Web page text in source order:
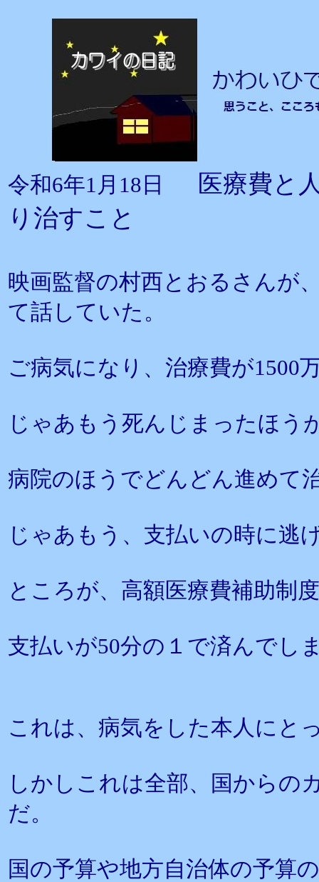
令和6年1月18日
医療費と
り治すこと
映画監督の村西とおるさんが
て話していた。
ご病気になり、治療費が1500
じゃあもう死んじまったほう
病院のほうでどんどん進めて
じゃあもう、支払いの時に逃
ところが、高額医療費補助制
支払いが50分の１で済んでし
これは、病気をした本人にと
しかしこれは全部、国からの
だ。
国の予算や地方自治体の予算